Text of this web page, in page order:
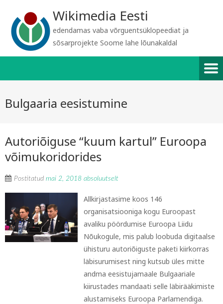
Wikimedia Eesti
edendamas vaba võrguentsüklopeediat ja
sõsarprojekte Soome lahe lõunakaldal
Bulgaaria eesistumine
Autoriõiguse “kuum kartul” Euroopa
võimu­koridorides
Postitatud mai 2, 2018 absoluutselt
Allkirjastasime koos 146
organisatsiooniga kogu Euroopast
avaliku pöördumise Euroopa Liidu
Nõukogule, mis palub loobuda digitaalse
ühisturu autoriõiguste paketi kiirkorras
läbisurumisest ning kutsub üles mitte
andma eesistujamaale Bulgaariale
kiirustades mandaati selle läbirääkimiste
alustamiseks Euroopa Parlamendiga.